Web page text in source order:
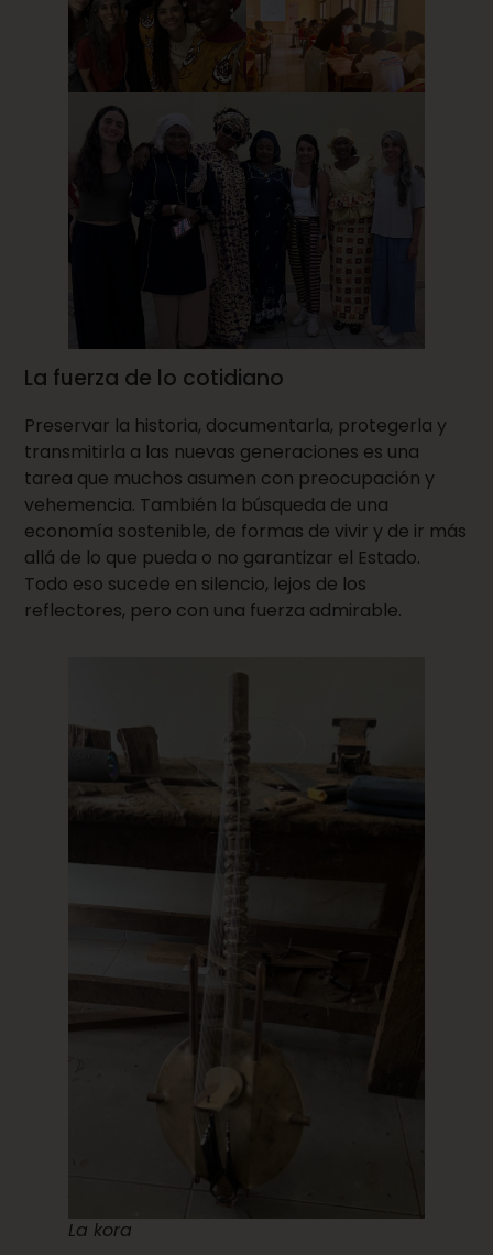
La fuerza de lo cotidiano
Preservar la historia, documentarla, protegerla y
transmitirla a las nuevas generaciones es una
tarea que muchos asumen con preocupación y
vehemencia. También la búsqueda de una
economía sostenible, de formas de vivir y de ir más
allá de lo que pueda o no garantizar el Estado.
Todo eso sucede en silencio, lejos de los
reflectores, pero con una fuerza admirable.
La kora